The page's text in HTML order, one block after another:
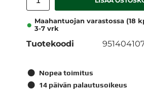
Maahantuojan varastossa (18
3-7 vrk
Tuotekoodi
Nopea toimitus
14 päivän palautusoikeus